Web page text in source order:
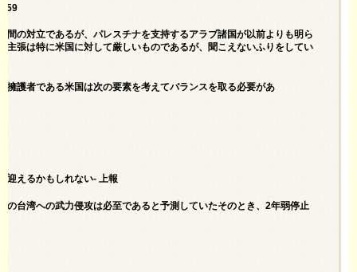
の対立であるが、パレスチナを支持するアラブ諸国が以前よりも明ら
張は特に米国に対して厳しいものであるが、聞こえないふりをしてい
護者である米国は次の要素を考えてバランスを取る必要があ
迎えるかもしれない- 上報
台湾への武力侵攻は必至であると予測していたそのとき、2年弱停止